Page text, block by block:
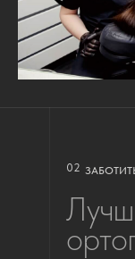
02